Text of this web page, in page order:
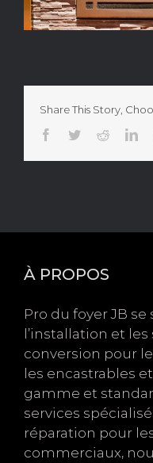
Share This Story,
Facebook
TwitterReddit
À PROPOS
Pro du foyer JB
l’installation et
conversion pour
les encastrables
gamme et
services
réparation pour
commerciaux,